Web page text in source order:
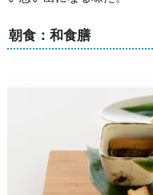
朝食：和食膳